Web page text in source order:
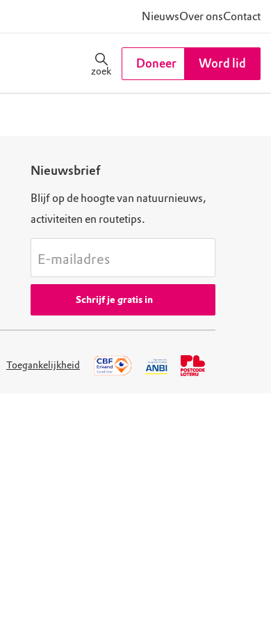
NieuwsOver onsContact
zoek
Doneer Word lid
Nieuwsbrief
Blijf op de hoogte van natuurnieuws,
activiteiten en routetips.
E-mailadres
Schrijf je gratis in
Toegankelijkheid